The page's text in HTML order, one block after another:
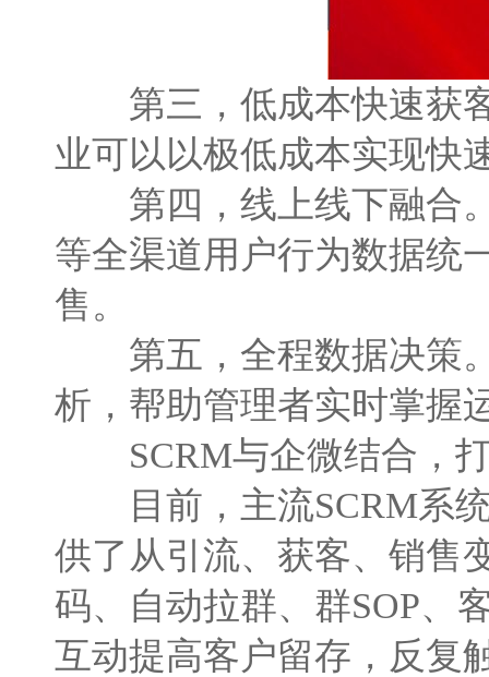
第三，低成本快速获客
业可以以极低成本实现快
第四，线上线下融合。
等全渠道用户行为数据统
售。
第五，全程数据决策。
析，帮助管理者实时掌握
SCRM与企微结合，打
目前，主流SCRM系统
供了从引流、获客、销售
码、自动拉群、群SOP、
互动提高客户留存，反复